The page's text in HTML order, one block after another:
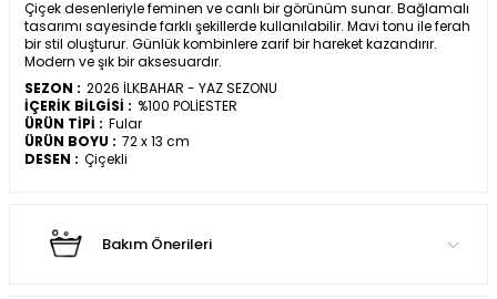
Çiçek desenleriyle feminen ve canlı bir görünüm sunar. Bağlamalı
tasarımı sayesinde farklı şekillerde kullanılabilir. Mavi tonu ile ferah
bir stil oluşturur. Günlük kombinlere zarif bir hareket kazandırır.
Modern ve şık bir aksesuardır.
SEZON : 2026 İLKBAHAR - YAZ SEZONU
İÇERİK BİLGİSİ : %100 POLİESTER
ÜRÜN TİPİ : Fular
ÜRÜN BOYU : 72 x 13 cm
DESEN : Çiçekli
Bakım Önerileri